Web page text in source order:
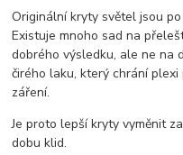
Originální kryty světel jsou
Existuje mnoho sad na
dobrého výsledku, ale ne na
čirého laku, který chrání
záření.
Je proto lepší kryty vyměnit
dobu klid.